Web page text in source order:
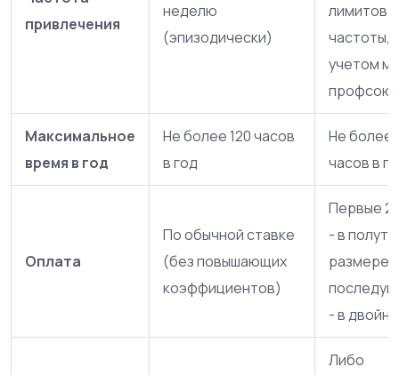
привлечения
неделю
(эпизодически)
лимитов
частоты,
учетом
Максимальное
время в год
Не более 120 часов
в год
Не более
часов в
Оплата
По обычной ставке
(без повышающих
коэффициентов)
Первые 2
- в
размере,
- в
Либо